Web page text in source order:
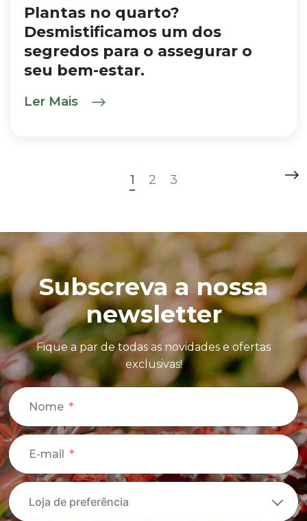
Plantas no quarto?
Desmistificamos um dos
segredos para o assegurar o
seu bem-estar.
Ler Mais
1 2 3
Subscreva a nossa
newsletter
Fique a par de todas as novidades e ofertas
exclusivas!
Nome
E-mail